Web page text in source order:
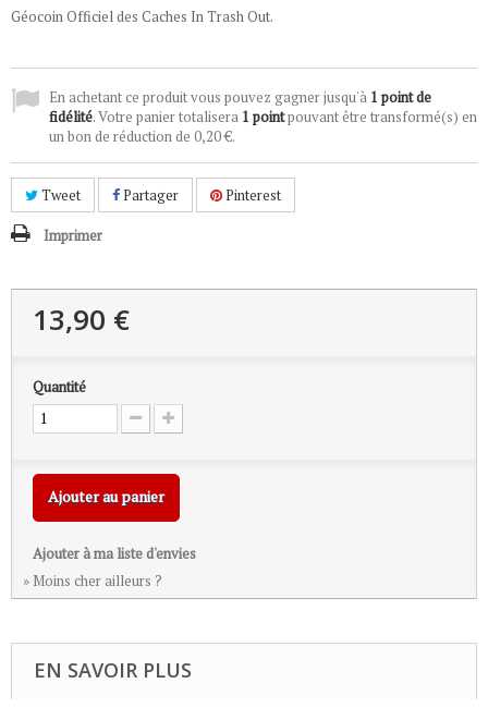
Géocoin Officiel des Caches In Trash Out.
En achetant ce produit vous pouvez gagner jusqu'à 1 point de
fidélité. Votre panier totalisera 1 pointpouvant être transformé(s) en
un bon de réduction de 0,20 €.
Tweet Partager Pinterest
Imprimer
13,90 €
Quantité
Ajouter au panier
Ajouter à ma liste d'envies
» Moins cher ailleurs ?
EN SAVOIR PLUS